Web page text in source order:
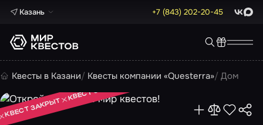
Казань +7 (843) 202-20-45 Max
Квесты в Казани Квесты компании «Questerra» Дом
КВЕСТ ЗАКРЫТ
КВЕСТ ЗАКРЫТ
КВЕСТ ЗАКРЫТ